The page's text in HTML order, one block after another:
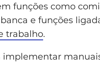
funções como
e funções
trabalho.
implementar